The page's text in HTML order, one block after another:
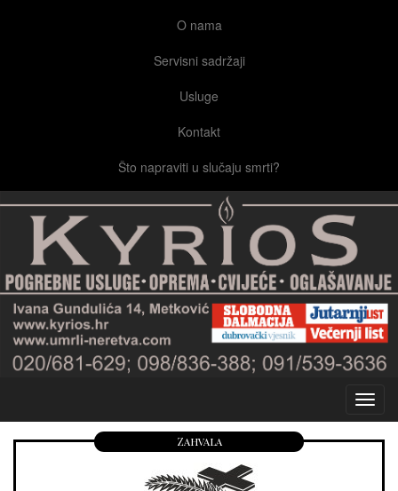
O nama
Servisni sadržaji
Usluge
Kontakt
Što napraviti u slučaju smrti?
Zahvala